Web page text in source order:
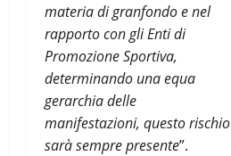
materia di granfondo e nel
rapporto con gli Enti di
Promozione Sportiva,
determinando una equa
gerarchia delle
manifestazioni, questo rischio
sarà sempre presente”.